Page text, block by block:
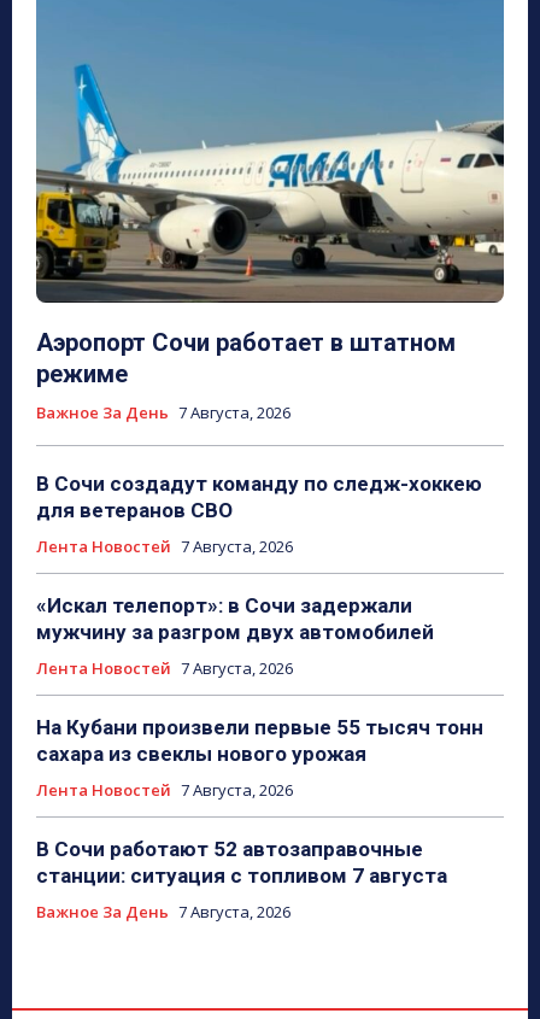
Аэропорт Сочи работает в штатном
режиме
Важное За День 7 Августа, 2026
В Сочи создадут команду по следж-хоккею
для ветеранов СВО
Лента Новостей 7 Августа, 2026
«Искал телепорт»: в Сочи задержали
мужчину за разгром двух автомобилей
Лента Новостей 7 Августа, 2026
На Кубани произвели первые 55 тысяч тонн
сахара из свеклы нового урожая
Лента Новостей 7 Августа, 2026
В Сочи работают 52 автозаправочные
станции: ситуация с топливом 7 августа
Важное За День 7 Августа, 2026